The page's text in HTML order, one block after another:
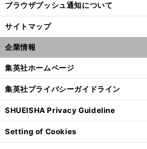
。
僕
ブラウザプッシュ通知について
サイトマップ
企業情報
集英社ホームページ
集英社プライバシーガイドライン
SHUEISHA Privacy Guideline
Setting of Cookies